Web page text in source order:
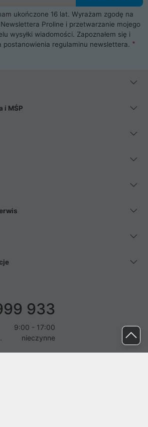
ukończone 16 lat. Wyrażam zgodę na
Proline i przetwarzanie mojego
wysyłki wiadomości. Zapoznałem się i
postanowienia regulaminu newslettera.
i MŚP
933
9:00 - 17:00
nieczynne